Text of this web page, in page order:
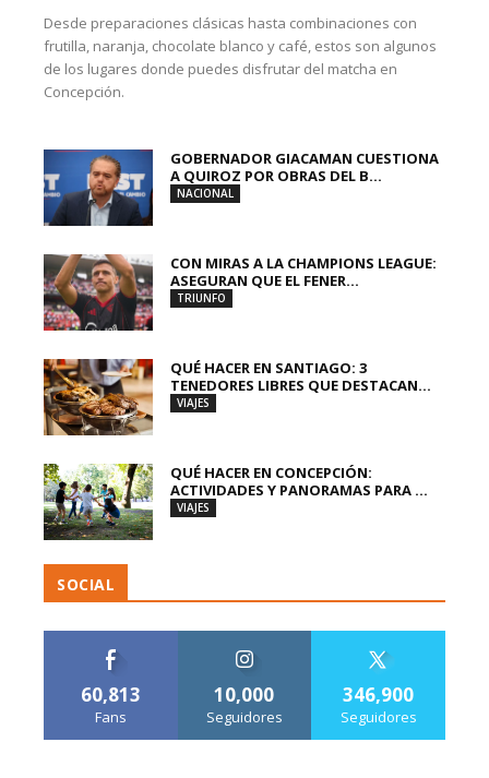
Desde preparaciones clásicas hasta combinaciones con
frutilla, naranja, chocolate blanco y café, estos son algunos
de los lugares donde puedes disfrutar del matcha en
Concepción.
GOBERNADOR GIACAMAN CUESTIONA
A QUIROZ POR OBRAS DEL B...
NACIONAL
CON MIRAS A LA CHAMPIONS LEAGUE:
ASEGURAN QUE EL FENER...
TRIUNFO
QUÉ HACER EN SANTIAGO: 3
TENEDORES LIBRES QUE DESTACAN...
VIAJES
QUÉ HACER EN CONCEPCIÓN:
ACTIVIDADES Y PANORAMAS PARA ...
VIAJES
SOCIAL
60,813
Fans
10,000
Seguidores
346,900
Seguidores